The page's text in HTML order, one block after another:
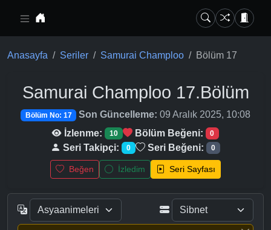
Anasayfa Seriler Samurai Champloo Bölüm 17
Samurai Champloo 17.Bölüm
Bölüm No: 17 Son Güncelleme: 09 Aralık 2025, 10:08
İzlenme:
10 Bölüm Beğeni: 0
Seri Takipçi: 0 Seri Beğeni: 0
Beğen İzledim Seri Sayfası